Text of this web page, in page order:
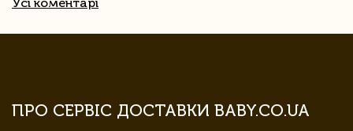
ПРО СЕРВІС ДОСТАВКИ BABY.CO.UA